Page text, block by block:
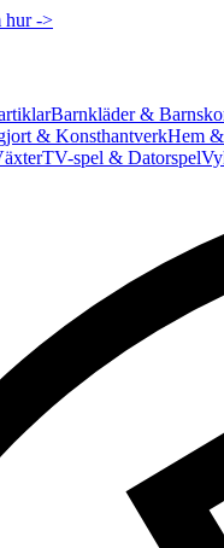
hur ->
Barnkläder &
& KonsthantverkHem
TV-spel & Datorspel